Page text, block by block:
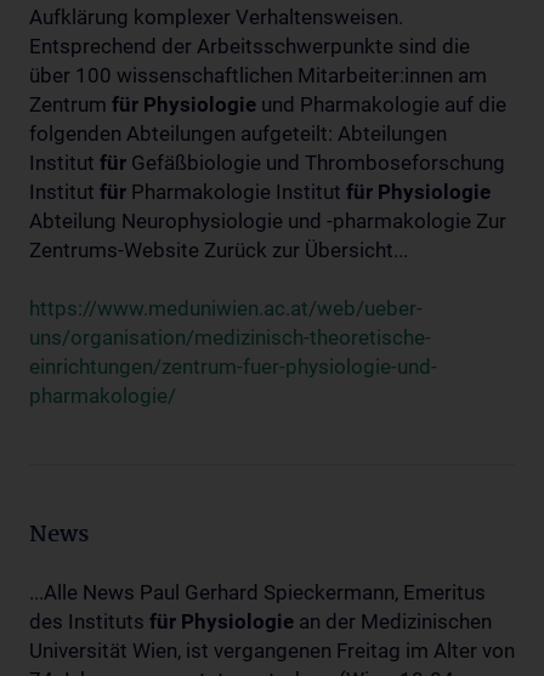
Aufklärung komplexer Verhaltensweisen.
Entsprechend der Arbeitsschwerpunkte sind die
über 100 wissenschaftlichen Mitarbeiter:innen am
Zentrum für Physiologie und Pharmakologie auf die
folgenden Abteilungen aufgeteilt: Abteilungen
Institut für Gefäßbiologie und Thromboseforschung
Institut für Pharmakologie Institut für Physiologie
Abteilung Neurophysiologie und -pharmakologie Zur
Zentrums-Website Zurück zur Übersicht...
https://www.meduniwien.ac.at/web/ueber-
uns/organisation/medizinisch-theoretische-
einrichtungen/zentrum-fuer-physiologie-und-
pharmakologie/
News
...Alle News Paul Gerhard Spieckermann, Emeritus
des Instituts für Physiologie an der Medizinischen
Universität Wien, ist vergangenen Freitag im Alter von